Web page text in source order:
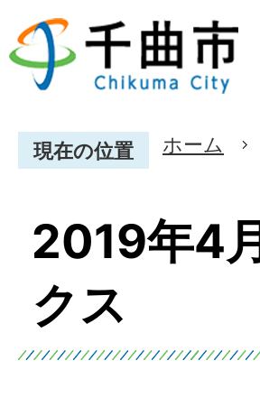
現在の位置 ホーム
2019年4
クス